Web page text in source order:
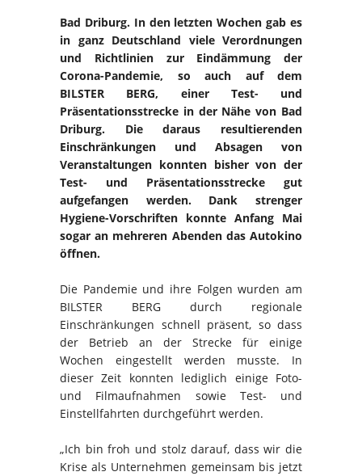
Bad Driburg. In den letzten Wochen gab es
in ganz Deutschland viele Verordnungen
und Richtlinien zur Eindämmung der
Corona-Pandemie, so auch auf dem
BILSTER BERG, einer Test- und
Präsentationsstrecke in der Nähe von Bad
Driburg. Die daraus resultierenden
Einschränkungen und Absagen von
Veranstaltungen konnten bisher von der
Test- und Präsentationsstrecke gut
aufgefangen werden. Dank strenger
Hygiene-Vorschriften konnte Anfang Mai
sogar an mehreren Abenden das Autokino
öffnen.
Die Pandemie und ihre Folgen wurden am
BILSTER BERG durch regionale
Einschränkungen schnell präsent, so dass
der Betrieb an der Strecke für einige
Wochen eingestellt werden musste. In
dieser Zeit konnten lediglich einige Foto-
und Filmaufnahmen sowie Test- und
Einstellfahrten durchgeführt werden.
„Ich bin froh und stolz darauf, dass wir die
Krise als Unternehmen gemeinsam bis jetzt